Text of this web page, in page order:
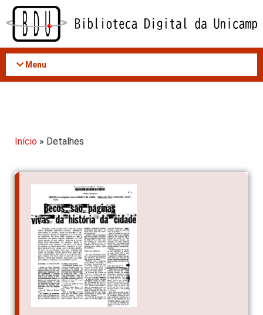
Acessar
conteúdo
Menu
Início » Detalhes